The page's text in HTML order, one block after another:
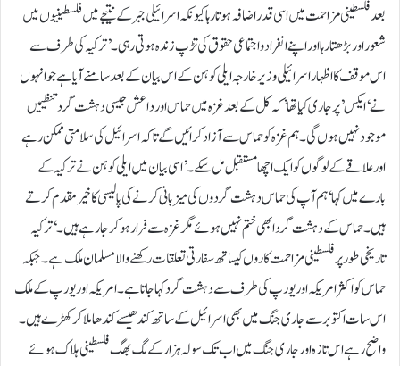
بعد فلسطینی مزاحمت میں اسی قدر اضافہ ہوتا رہا کیونکہ اسرائیلی جبر کے نتیجے میں فلسطینیوں میں
شعور اور بڑھتا رہا اور اپنے انفراد و اجتماعی حقوق کی تڑپ زندہ ہوتی رہی۔’ترکیہ کی طرف سے
اس موقف کا اظہار اسرائیلی وزیر خارجہ ایلی کوہن کے اس بیان کے بعد سامنے آیا ہے جو انہوں
نے ‘ایکس’ پر جاری کیا تھا’ کہ کل کے بعد غزہ میں حماس اور داعش جیسی دہشت گرد تنظیمیں
موجود نہیں ہوں گی۔ ہم غزہ کو حماس سے آزاد کرائیں گے تاکہ اسرائیل کی سلامتی ممکن رہے
اور علاقے کے لوگوں کو ایک اچھا مستقبل مل سکے۔’اسی بیان میں ایلی کوہن نے ترکیہ کے
بارے میں کہا ‘ ہم آپ کی حماس دہشت گردوں کی میزبانی کرنے کی پالیسی کا خیر مقدم کرتے
ہیں۔حماس کے دہشت گرد ابھی ختم نہیں ہوئے مگر غزہ سے فرار ہو کر جا رہے ہیں۔ ‘ترکیہ
تاریخی طور پر فلسطینی مزاحمت کاروں کیساتھ سفارتی تعلقات رکھنے والا مسلمان ملک ہے۔ جبکہ
حماس کو اکثر امریکہ اور یورپ کی طرف سے دہشت گرد کہا جاتا ہے۔امریکہ اور یورپ کے ملک
اس سات اکتوبر سے جاری جنگ میں بھی اسرائیل کے ساتھ کندھیسے کندھا ملا کر کھڑے ہیں۔
واضح رہے اس تازہ اور جاری جنگ میں اب تک سولہ ہزار کے لگ بھگ فلسطینی ہلاک ہوئے